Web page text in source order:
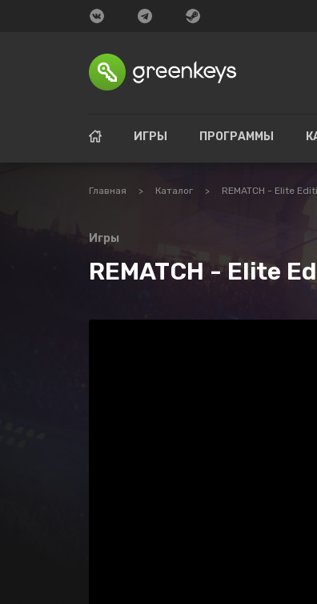
ИГРЫ ПРОГРАММЫ
Главная > Каталог > REMATCH - Elite
Игры
REMATCH - Elite